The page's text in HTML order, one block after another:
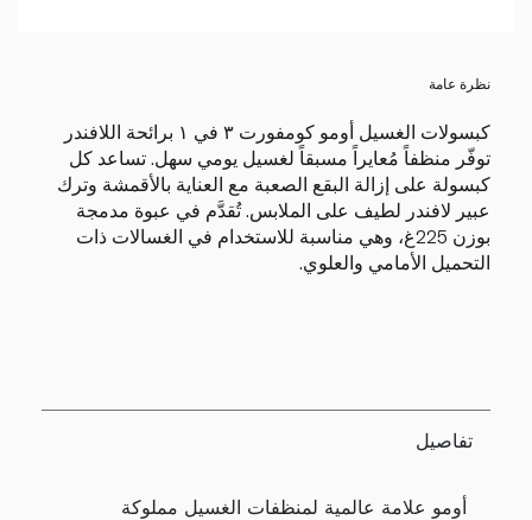
نظرة عامة
كبسولات الغسيل أومو كومفورت ٣ في ١ برائحة اللافندر
توفّر منظفاً مُعايراً مسبقاً لغسيل يومي سهل. تساعد كل
كبسولة على إزالة البقع الصعبة مع العناية بالأقمشة وترك
عبير لافندر لطيف على الملابس. تُقدَّم في عبوة مدمجة
بوزن 225غ، وهي مناسبة للاستخدام في الغسالات ذات
التحميل الأمامي والعلوي.
تفاصيل
أومو علامة عالمية لمنظفات الغسيل مملوكة